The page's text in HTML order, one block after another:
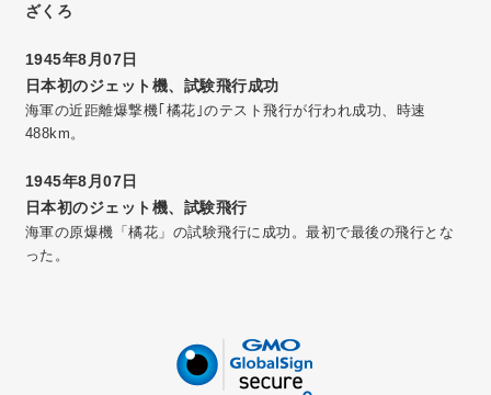
ざくろ
1945年8月07日
日本初のジェット機、試験飛行成功
海軍の近距離爆撃機｢橘花｣のテスト飛行が行われ成功、時速
488km。
1945年8月07日
日本初のジェット機、試験飛行
海軍の原爆機「橘花」の試験飛行に成功。最初で最後の飛行とな
った。